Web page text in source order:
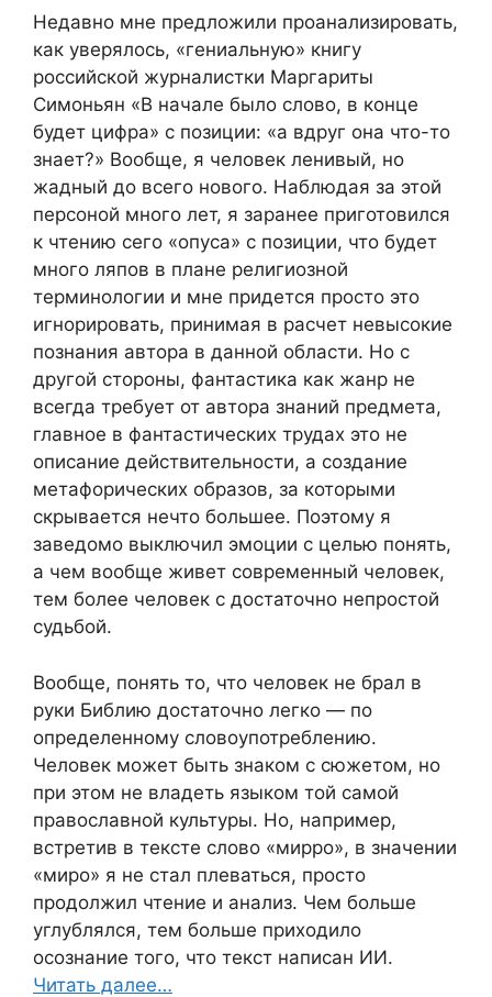
Недавно мне предложили проанализировать,
как уверялось, «гениальную» книгу
российской журналистки Маргариты
Симоньян «В начале было слово, в конце
будет цифра» с позиции: «а вдруг она что-то
знает?» Вообще, я человек ленивый, но
жадный до всего нового. Наблюдая за этой
персоной много лет, я заранее приготовился
к чтению сего «опуса» с позиции, что будет
много ляпов в плане религиозной
терминологии и мне придется просто это
игнорировать, принимая в расчет невысокие
познания автора в данной области. Но с
другой стороны, фантастика как жанр не
всегда требует от автора знаний предмета,
главное в фантастических трудах это не
описание действительности, а создание
метафорических образов, за которыми
скрывается нечто большее. Поэтому я
заведомо выключил эмоции с целью понять,
а чем вообще живет современный человек,
тем более человек с достаточно непростой
судьбой.
Вообще, понять то, что человек не брал в
руки Библию достаточно легко — по
определенному словоупотреблению.
Человек может быть знаком с сюжетом, но
при этом не владеть языком той самой
православной культуры. Но, например,
встретив в тексте слово «мирро», в значении
«миро» я не стал плеваться, просто
продолжил чтение и анализ. Чем больше
углублялся, тем больше приходило
осознание того, что текст написан ИИ.
Читать далее…